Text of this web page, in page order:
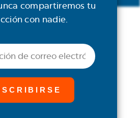
Diego-México 2026
el Caribe «Epic Allure»
el Caribe Sur 2027
compartiremos tu
con nadie.
electrónico